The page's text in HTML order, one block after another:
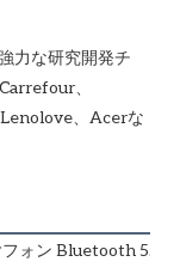
力な研究開発チ
、
、Acerな